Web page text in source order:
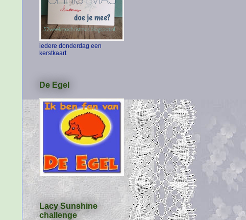
iedere donderdag een
kerstkaart
De Egel
Lacy Sunshine
challenge